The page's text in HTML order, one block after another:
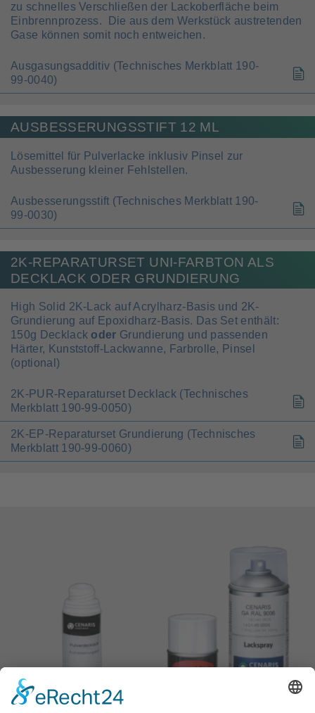
zu schnelles Verschließen der Lackoberfläche beim
Einbrennprozess. Die aus dem Werkstück austretenden
Gase können somit noch entweichen.
Ausgasungsadditiv (Technisches Merkblatt 190-
99-0040)
AUSBESSERUNGSSTIFT 12 ML
Lösemittel für Pulverlacke inklusiv Pinsel zur
Ausbesserung kleiner Fehlstellen.
Ausbesserungsstift (Technisches Merkblatt 190-
99-0030)
2K-REPARATURSET UNI-FARBTON ALS
DECKLACK ODER GRUNDIERUNG
High Solid 2K-Lack auf Acrylharz-Basis und 2K-
Grundierung auf Epoxidharz-Basis. Das Set enthält:
150g Decklack oder Grundierung und passenden
Härter, Kunststoff-Lackwanne, Farbrolle, Pinsel
(optional)
2K-PUR-Reparaturset Decklack (Technisches
Merkblatt 190-99-0050)
2K-EP-Reparaturset Grundierung (Technisches
Merkblatt 190-99-0060)